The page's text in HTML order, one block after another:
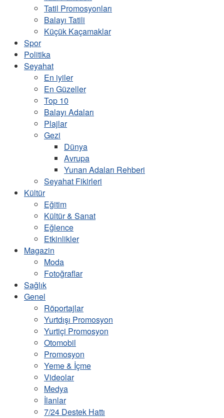
Tatil Promosyonları
Balayı Tatili
Küçük Kaçamaklar
Spor
Politika
Seyahat
En iyiler
En Güzeller
Top 10
Balayı Adaları
Plajlar
Gezi
Dünya
Avrupa
Yunan Adaları Rehberi
Seyahat Fikirleri
Kültür
Eğitim
Kültür & Sanat
Eğlence
Etkinlikler
Magazin
Moda
Fotoğraflar
Sağlık
Genel
Röportajlar
Yurtdışı Promosyon
Yurtiçi Promosyon
Otomobil
Promosyon
Yeme & İçme
Videolar
Medya
İlanlar
7/24 Destek Hattı